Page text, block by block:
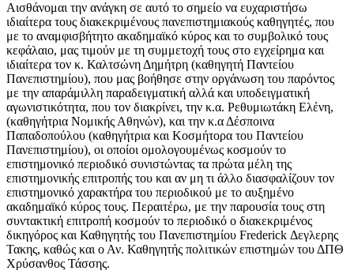
Αισθάνομαι την ανάγκη σε αυτό το σημείο να ευχαριστήσω
ιδιαίτερα τους διακεκριμένους πανεπιστημιακούς καθηγητές, που
με το αναμφισβήτητο ακαδημαϊκό κύρος και το συμβολικό τους
κεφάλαιο, μας τιμούν με τη συμμετοχή τους στο εγχείρημα και
ιδιαίτερα τον κ. Καλτσώνη Δημήτρη (καθηγητή Παντείου
Πανεπιστημίου), που μας βοήθησε στην οργάνωση του παρόντος
με την απαράμιλλη παραδειγματική αλλά και υποδειγματική
αγωνιστικότητα, που τον διακρίνει, την κ.α. Ρεθυμιωτάκη Ελένη,
(καθηγήτρια Νομικής Αθηνών), και την κ.α Δέσποινα
Παπαδοπούλου (καθηγήτρια και Κοσμήτορα του Παντείου
Πανεπιστημίου), οι οποίοι ομολογουμένως κοσμούν το
επιστημονικό περιοδικό συνιστώντας τα πρώτα μέλη της
επιστημονικής επιτροπής του και αν μη τι άλλο διασφαλίζουν τον
επιστημονικό χαρακτήρα του περιοδικού με το αυξημένο
ακαδημαϊκό κύρος τους. Περαιτέρω, με την παρουσία τους στη
συντακτική επιτροπή κοσμούν το περιοδικό ο διακεκριμένος
δικηγόρος και Καθηγητής του Πανεπιστημίου Frederick Δεγλερης
Τακης, καθώς και ο Αν. Καθηγητής πολιτικών επιστημών του ΔΠΘ
Χρύσανθος Τάσσης.